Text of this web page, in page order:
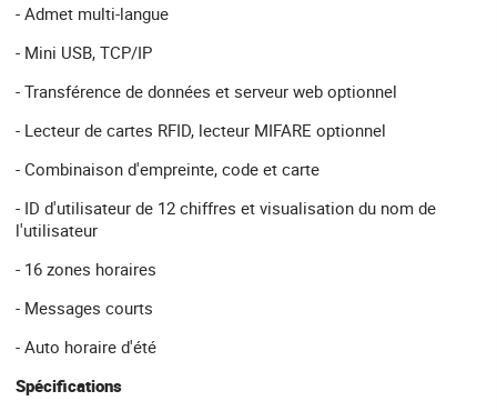
- Admet multi-langue
- Mini USB, TCP/IP
- Transférence de données et serveur web optionnel
- Lecteur de cartes RFID, lecteur MIFARE optionnel
- Combinaison d'empreinte, code et carte
- ID d'utilisateur de 12 chiffres et visualisation du nom de
l'utilisateur
- 16 zones horaires
- Messages courts
- Auto horaire d'été
Spécifications